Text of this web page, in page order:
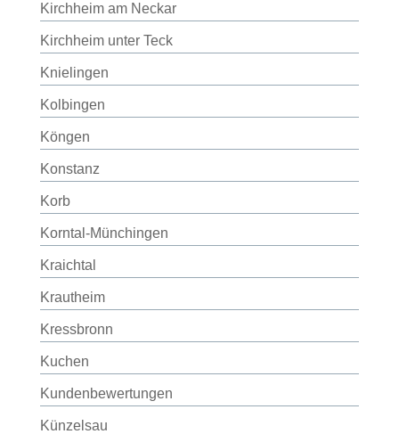
Kirchheim am Neckar
Kirchheim unter Teck
Knielingen
Kolbingen
Köngen
Konstanz
Korb
Korntal-Münchingen
Kraichtal
Krautheim
Kressbronn
Kuchen
Kundenbewertungen
Künzelsau